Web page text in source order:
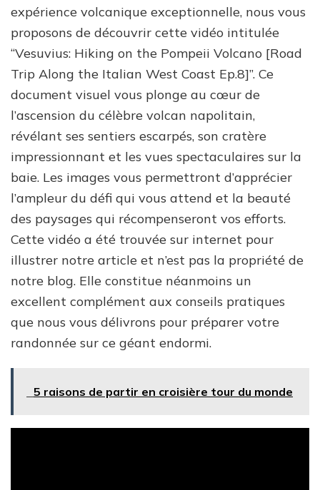
expérience volcanique exceptionnelle, nous vous
proposons de découvrir cette vidéo intitulée
“Vesuvius: Hiking on the Pompeii Volcano [Road
Trip Along the Italian West Coast Ep.8]”. Ce
document visuel vous plonge au cœur de
l’ascension du célèbre volcan napolitain,
révélant ses sentiers escarpés, son cratère
impressionnant et les vues spectaculaires sur la
baie. Les images vous permettront d’apprécier
l’ampleur du défi qui vous attend et la beauté
des paysages qui récompenseront vos efforts.
Cette vidéo a été trouvée sur internet pour
illustrer notre article et n’est pas la propriété de
notre blog. Elle constitue néanmoins un
excellent complément aux conseils pratiques
que nous vous délivrons pour préparer votre
randonnée sur ce géant endormi.
5 raisons de partir en croisière tour du monde